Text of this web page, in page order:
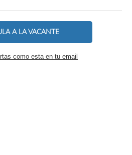
A LA VACANTE
como esta en tu email